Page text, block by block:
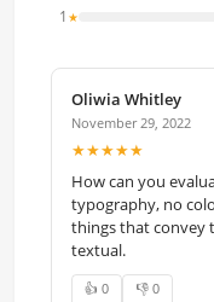
1 ★
Oliwia Whitley
November 29, 2022
★★★★★
How can you
typography, no
things that convey
textual.
👍 0 👎 0